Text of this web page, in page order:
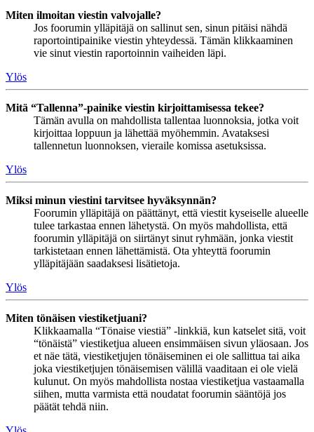
Miten ilmoitan viestin valvojalle?
Jos foorumin ylläpitäjä on sallinut sen, sinun pitäisi nähdä
raportointipainike viestin yhteydessä. Tämän klikkaaminen
vie sinut viestin raportoinnin vaiheiden läpi.
Ylös
Mitä “Tallenna”-painike viestin kirjoittamisessa tekee?
Tämän avulla on mahdollista tallentaa luonnoksia, jotka voit
kirjoittaa loppuun ja lähettää myöhemmin. Avataksesi
tallennetun luonnoksen, vieraile komissa asetuksissa.
Ylös
Miksi minun viestini tarvitsee hyväksynnän?
Foorumin ylläpitäjä on päättänyt, että viestit kyseiselle alueelle
tulee tarkastaa ennen lähetystä. On myös mahdollista, että
foorumin ylläpitäjä on siirtänyt sinut ryhmään, jonka viestit
tarkistetaan ennen lähettämistä. Ota yhteyttä foorumin
ylläpitäjään saadaksesi lisätietoja.
Ylös
Miten tönäisen viestiketjuani?
Klikkaamalla “Tönaise viestiä” -linkkiä, kun katselet sitä, voit
“tönäistä” viestiketjua alueen ensimmäisen sivun yläosaan. Jos
et näe tätä, viestiketjujen tönäiseminen ei ole sallittua tai aika
joka viestiketjujen tönäisemisen välillä vaaditaan ei ole vielä
kulunut. On myös mahdollista nostaa viestiketjua vastaamalla
siihen, mutta varmista että noudatat foorumin sääntöjä jos
päätät tehdä niin.